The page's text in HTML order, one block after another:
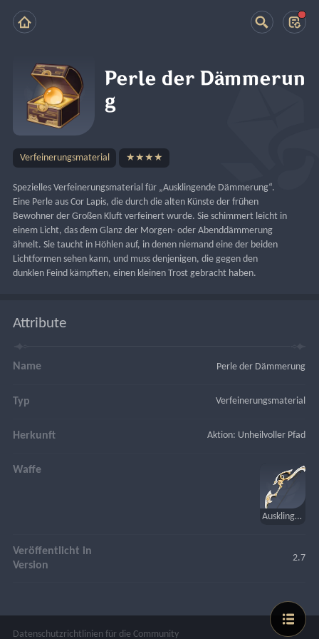
Perle der Dämmerun
g
Verfeinerungsmaterial ★★★★
Spezielles Verfeinerungsmaterial für „Ausklingende Dämmerung“.
Eine Perle aus Cor Lapis, die durch die alten Künste der frühen
Bewohner der Großen Kluft verfeinert wurde. Sie schimmert leicht in
einem Licht, das dem Glanz der Morgen- oder Abenddämmerung
ähnelt. Sie taucht in Höhlen auf, in denen niemand eine der beiden
Lichtformen sehen kann, und muss denjenigen, die gegen den
dunklen Feind kämpften, einen kleinen Trost gebracht haben.
Attribute
Name Perle der Dämmerung
Typ Verfeinerungsmaterial
Herkunft Aktion: Unheilvoller Pfad
Waffe
Ausklingende Dämmerung
Veröffentlicht in
Version
2.7
Datenschutzrichtlinien für die Community